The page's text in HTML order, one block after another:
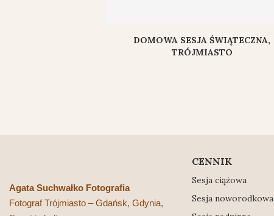
DOMOWA SESJA ŚWIĄTECZNA,
TRÓJMIASTO
Agata Suchwałko Fotografia
Fotograf Trójmiasto – Gdańsk, Gdynia,
CENNIK
Sesja ciążowa
Sesja noworodkowa